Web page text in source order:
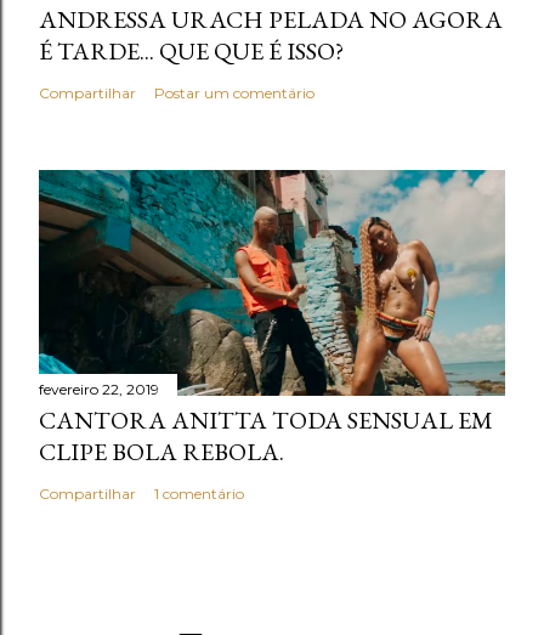
ANDRESSA URACH PELADA NO AGORA
É TARDE... QUE QUE É ISSO?
Compartilhar Postar um comentário
fevereiro 22, 2019
CANTORA ANITTA TODA SENSUAL EM
CLIPE BOLA REBOLA.
Compartilhar 1 comentário